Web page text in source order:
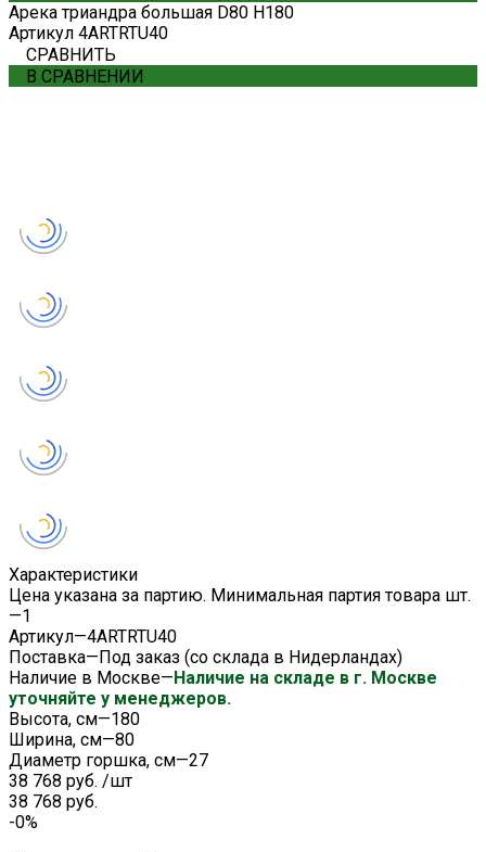
Арека триандра большая D80 H180
Артикул 4ARTRTU40
СРАВНИТЬ
В СРАВНЕНИИ
Характеристики
Цена указана за партию. Минимальная партия товара шт.
—1
Артикул—4ARTRTU40
Поставка—Под заказ (со склада в Нидерландах)
Наличие в Москве—Наличие на складе в г. Москве
уточняйте у менеджеров.
Высота, см—180
Ширина, см—80
Диаметр горшка, см—27
38 768 руб. /шт
38 768 руб.
-0%